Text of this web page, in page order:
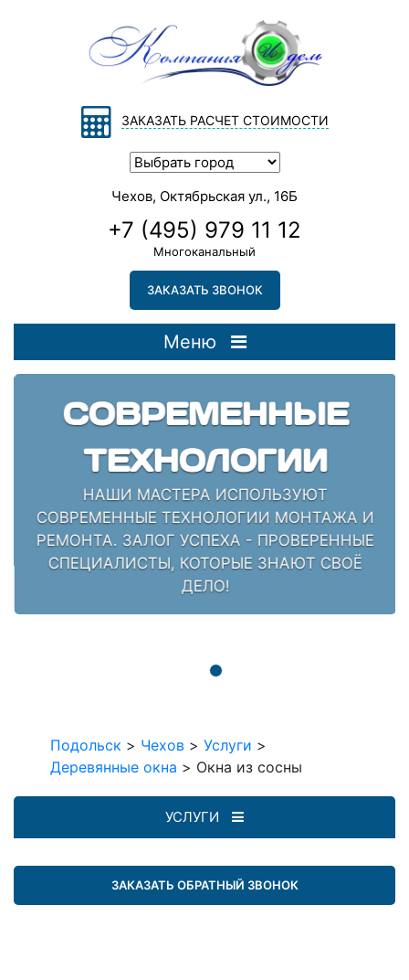
ЗАКАЗАТЬ РАСЧЕТ СТОИМОСТИ
Чехов, Октябрьская ул., 16Б
+7 (495) 979 11 12
Многоканальный
ЗАКАЗАТЬ ЗВОНОК
Меню
СОВРЕМЕННЫЕ
ТЕХНОЛОГИИ
НАШИ МАСТЕРА ИСПОЛЬЗУЮТ
СОВРЕМЕННЫЕ ТЕХНОЛОГИИ МОНТАЖА И
РЕМОНТА. ЗАЛОГ УСПЕХА - ПРОВЕРЕННЫЕ
СПЕЦИАЛИСТЫ, КОТОРЫЕ ЗНАЮТ СВОЁ
ДЕЛО!
Подольск > Чехов > Услуги >
Деревянные окна > Окна из сосны
УСЛУГИ
ЗАКАЗАТЬ ОБРАТНЫЙ ЗВОНОК